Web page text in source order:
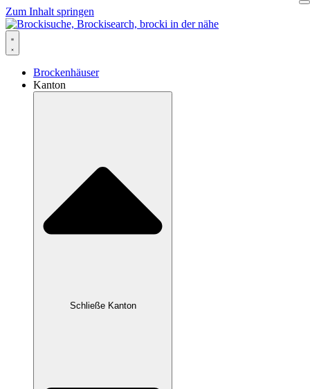
Zum Inhalt springen
Brockenhäuser
Kanton
Schließe Kanton